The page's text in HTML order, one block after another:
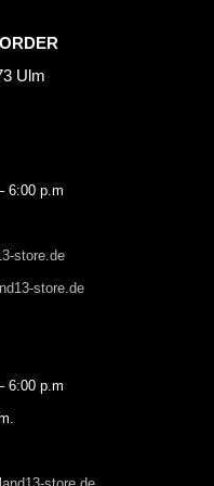
Ulm
6:00 p.m
store.de
store.de
6:00 p.m